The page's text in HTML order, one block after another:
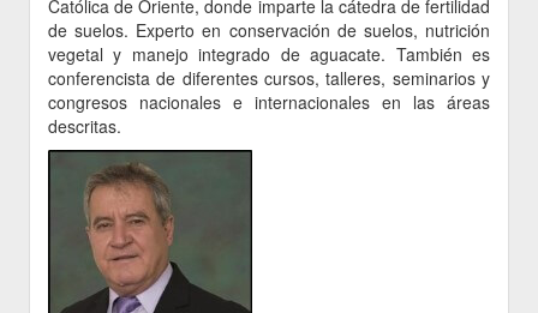
Católica de Oriente, donde imparte la cátedra de fertilidad
de suelos. Experto en conservación de suelos, nutrición
vegetal y manejo integrado de aguacate. También es
conferencista de diferentes cursos, talleres, seminarios y
congresos nacionales e internacionales en las áreas
descritas.